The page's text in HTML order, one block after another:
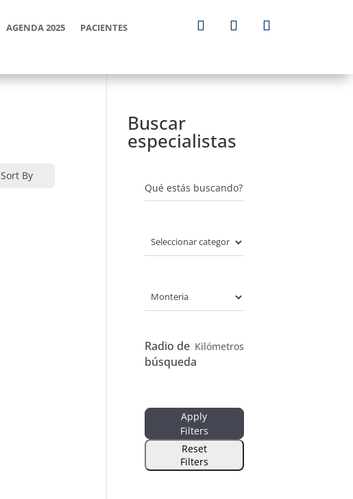
AGENDA 2025
PACIENTES
Sort By
Buscar
especialistas
Qué estás buscando?
Radio de
búsqueda
Kilómetros
Apply
Filters
Reset
Filters